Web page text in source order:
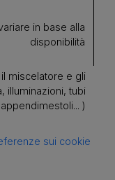
in base alla
disponibilità
miscelatore e gli
illuminazioni, tubi
appendimestoli... )
sui cookie